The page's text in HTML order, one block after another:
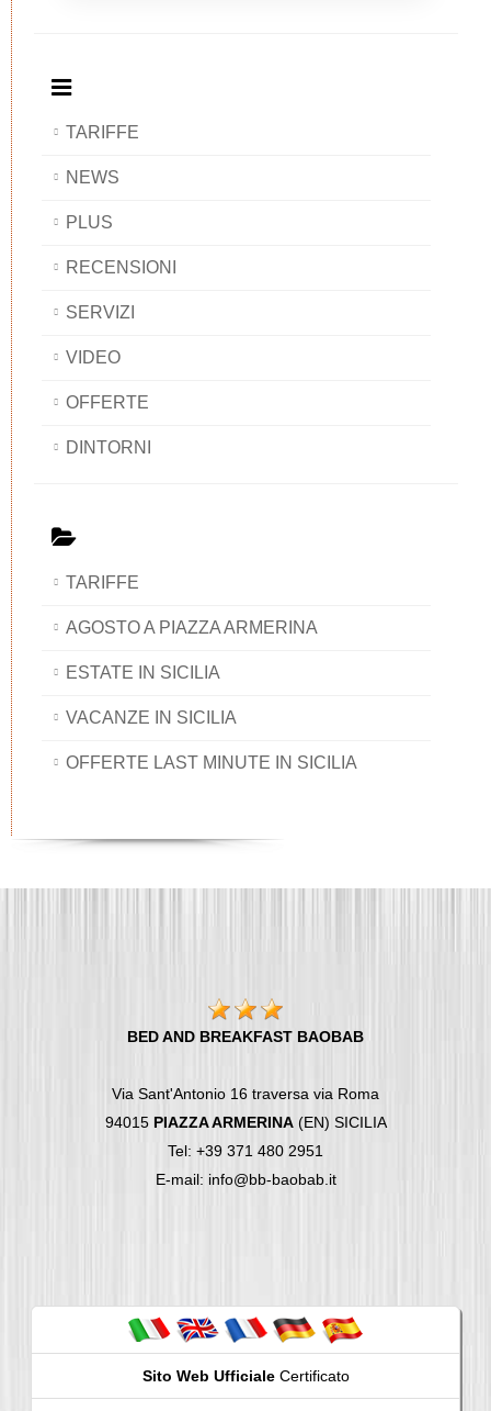
TARIFFE
NEWS
PLUS
RECENSIONI
SERVIZI
VIDEO
OFFERTE
DINTORNI
TARIFFE
AGOSTO A PIAZZA ARMERINA
ESTATE IN SICILIA
VACANZE IN SICILIA
OFFERTE LAST MINUTE IN SICILIA
BED AND BREAKFAST BAOBAB
Via Sant'Antonio 16 traversa via Roma
94015 PIAZZA ARMERINA(EN) SICILIA
Tel: +39 371 480 2951
E-mail: info@bb-baobab.it
Sito Web UfficialeCertificato